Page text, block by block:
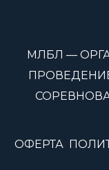
МЛБЛ —
ОФЕРТА